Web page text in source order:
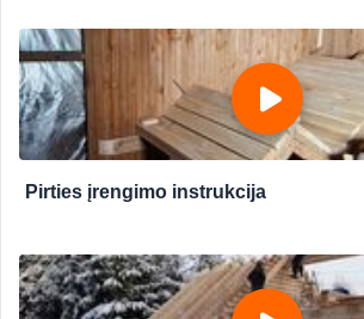
Pirties įrengimo instrukcija